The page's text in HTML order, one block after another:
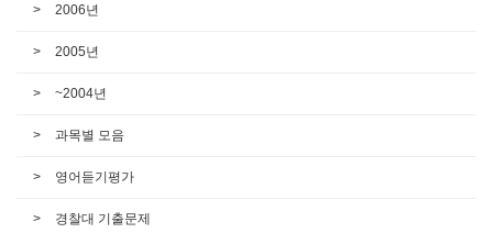
2006년
2005년
~2004년
과목별 모음
영어듣기평가
경찰대 기출문제